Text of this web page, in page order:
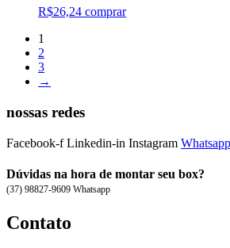
R$26,24 comprar
1
2
3
→
nossas redes
Facebook-f Linkedin-in Instagram Whatsapp
Dúvidas na hora de montar seu box?
(37) 98827-9609 Whatsapp
Contato